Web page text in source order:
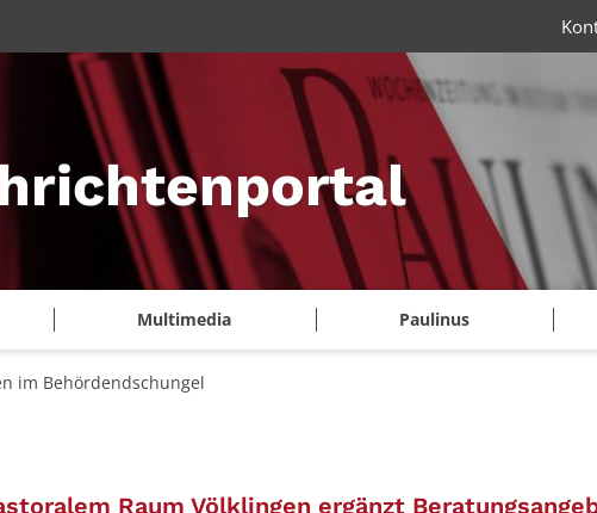
Multimedia Paulinus
im Behördendschungel
Raum Völklingen ergänzt